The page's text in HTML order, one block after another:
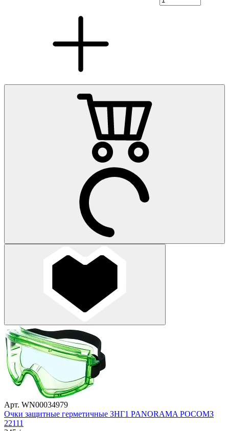
Арт. WN00034979
Очки защитные герметичные ЗНГ1 PANORAMA РОСОМЗ
22111